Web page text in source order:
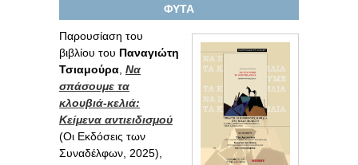
ΦΥΤΑ
Παρουσίαση του
βιβλίου του Παναγιώτη
Τσιαμούρα, Να
σπάσουμε τα
κλουβιά-κελιά:
Κείμενα αντιειδισμού
(Οι Εκδόσεις των
Συναδέλφων, 2025),